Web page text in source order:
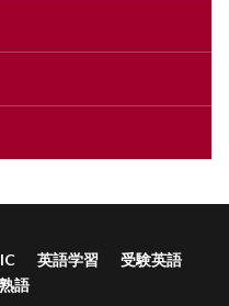
英語学習
受験英語
語